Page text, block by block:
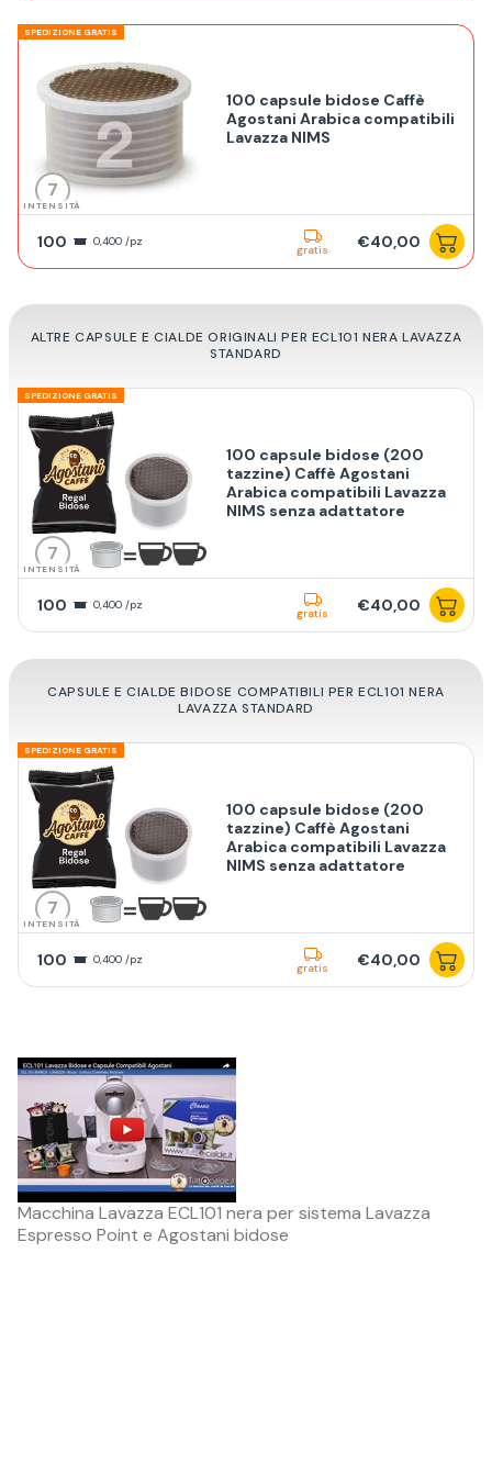
SPEDIZIONE GRATIS
7
INTENSITÀ
100 capsule bidose Caffè
Agostani Arabica compatibili
Lavazza NIMS
100 0,400 /pz
gratis €40,00
ALTRE CAPSULE E CIALDE ORIGINALI PER ECL101 NERA LAVAZZA
STANDARD
SPEDIZIONE GRATIS
7
INTENSITÀ
100 capsule bidose (200
tazzine) Caffè Agostani
Arabica compatibili Lavazza
NIMS senza adattatore
100 0,400 /pz
gratis €40,00
CAPSULE E CIALDE BIDOSE COMPATIBILI PER ECL101 NERA
LAVAZZA STANDARD
SPEDIZIONE GRATIS
7
INTENSITÀ
100 capsule bidose (200
tazzine) Caffè Agostani
Arabica compatibili Lavazza
NIMS senza adattatore
100 0,400 /pz
gratis €40,00
Macchina Lavazza ECL101 nera per sistema Lavazza
Espresso Point e Agostani bidose